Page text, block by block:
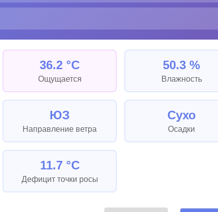
36.2 °C
Ощущается
50.3 %
Влажность
ЮЗ
Направление ветра
Сухо
Осадки
11.7 °C
Дефицит точки росы